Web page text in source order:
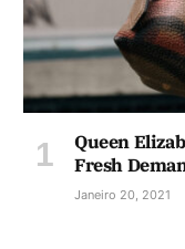
Queen
Fresh
Janeiro 20, 2021